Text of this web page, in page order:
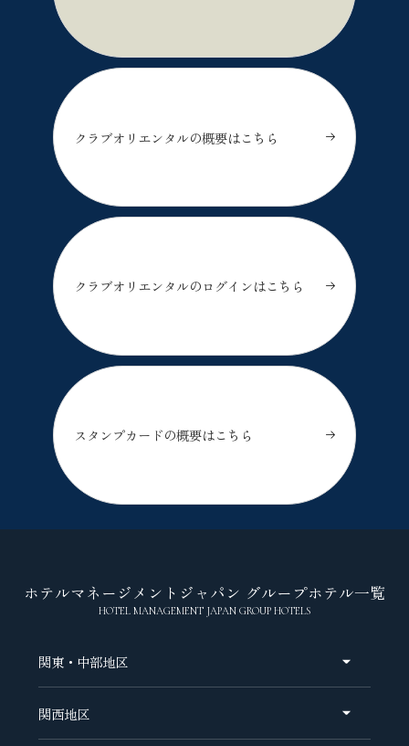
クラブオリエンタルの概要はこちら
クラブオリエンタルのログインはこちら
スタンプカードの概要はこちら
ホテルマネージメントジャパン グループホテル一覧
HOTEL MANAGEMENT JAPAN GROUP HOTELS
関東・中部地区
オリエンタルホテル 東京ベイ
関西地区